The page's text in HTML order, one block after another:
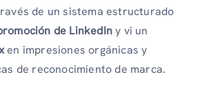
de un sistema estructurado
de LinkedIny vi un
en impresiones orgánicas y
de reconocimiento de marca.